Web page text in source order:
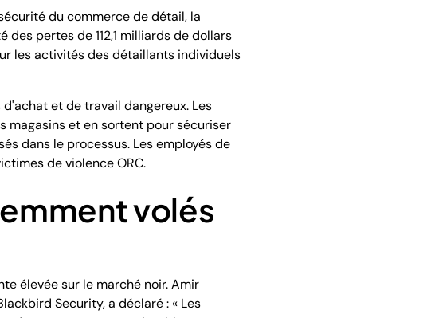
du commerce de détail, la
pertes de 112,1 milliards de dollars
les activités des détaillants individuels
et de travail dangereux. Les
magasins et en sortent pour sécuriser
dans le processus. Les employés de
de violence ORC.
volés
élevée sur le marché noir. Amir
Security, a déclaré : « Les